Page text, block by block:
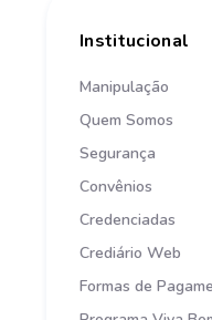
Institucional
Manipulação
Quem Somos
Segurança
Convênios
Credenciadas
Crediário Web
Formas de